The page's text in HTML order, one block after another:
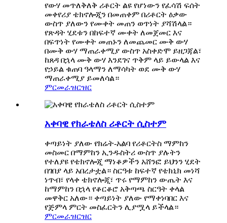
የውሃ መጥለቅለቅ ሪቶርት ልዩ የሆነውን የፈሳሽ ፍሰት
መቀየሪያ ቴክኖሎጂን በመጠቀም በሪቶርት ዕቃው
ውስጥ ያለውን የሙቀት መጠን ወጥነት ያሻሽላል።
የጽዳት ሂደቱን በከፍተኛ ሙቀት ለመጀመር እና
በፍጥነት የሙቀት መጠኑን ለመጨመር ሙቅ ውሃ
በሙቅ ውሃ ማጠራቀሚያ ውስጥ አስቀድሞ ይዘጋጃል፣
ከጸዳ በኋላ ሙቅ ውሃ እንደገና ጥቅም ላይ ይውላል እና
የኃይል ቁጠባ ዓላማን ለማሳካት ወደ ሙቅ ውሃ
ማጠራቀሚያ ይመለሳል።
ምርመራዝርዝር
አቀባዊ የክራቴለስ ሪቶርት ሲስተም
ቀጣይነት ያለው የክሬት-አልባ የሪቶርትስ ማምከን
መስመር በማምከን ኢንዱስትሪ ውስጥ ያሉትን
የተለያዩ የቴክኖሎጂ ማነቆዎችን አሸንፎ ይህንን ሂደት
በገበያ ላይ አበረታቷል። ስርዓቱ ከፍተኛ የቴክኒክ መነሻ
ነጥብ፣ የላቀ ቴክኖሎጂ፣ ጥሩ የማምከን ውጤት እና
ከማምከን በኋላ የቆርቆሮ አቅጣጫ ስርዓት ቀላል
መዋቅር አለው። ቀጣይነት ያለው የማቀነባበር እና
የጅምላ ምርት መስፈርትን ሊያሟላ ይችላል።
ምርመራዝርዝር